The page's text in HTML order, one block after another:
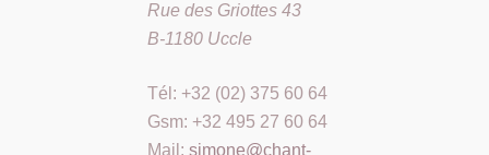
Rue des Griottes 43
B-1180 Uccle
Tél: +32 (02) 375 60 64
Gsm: +32 495 27 60 64
Mail: simone@chant-